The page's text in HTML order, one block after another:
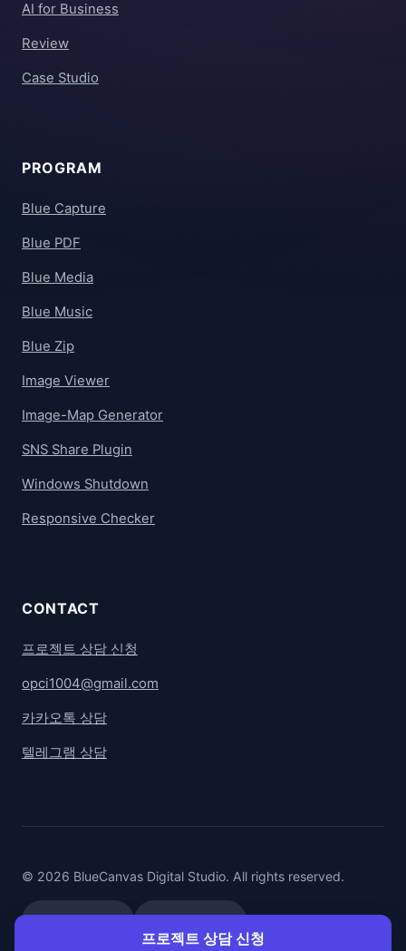
프로젝트 상담 신청
AI for Business
Review
Case Studio
PROGRAM
Blue Capture
Blue PDF
Blue Media
Blue Music
Blue Zip
Image Viewer
Image-Map Generator
SNS Share Plugin
Windows Shutdown
Responsive Checker
CONTACT
프로젝트 상담 신청
opci1004@gmail.com
카카오톡 상담
텔레그램 상담
© 2026 BlueCanvas Digital Studio. All rights reserved.